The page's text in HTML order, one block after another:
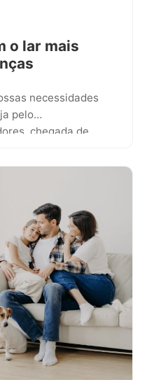
o lar mais
necessidades
pelo
chegada de